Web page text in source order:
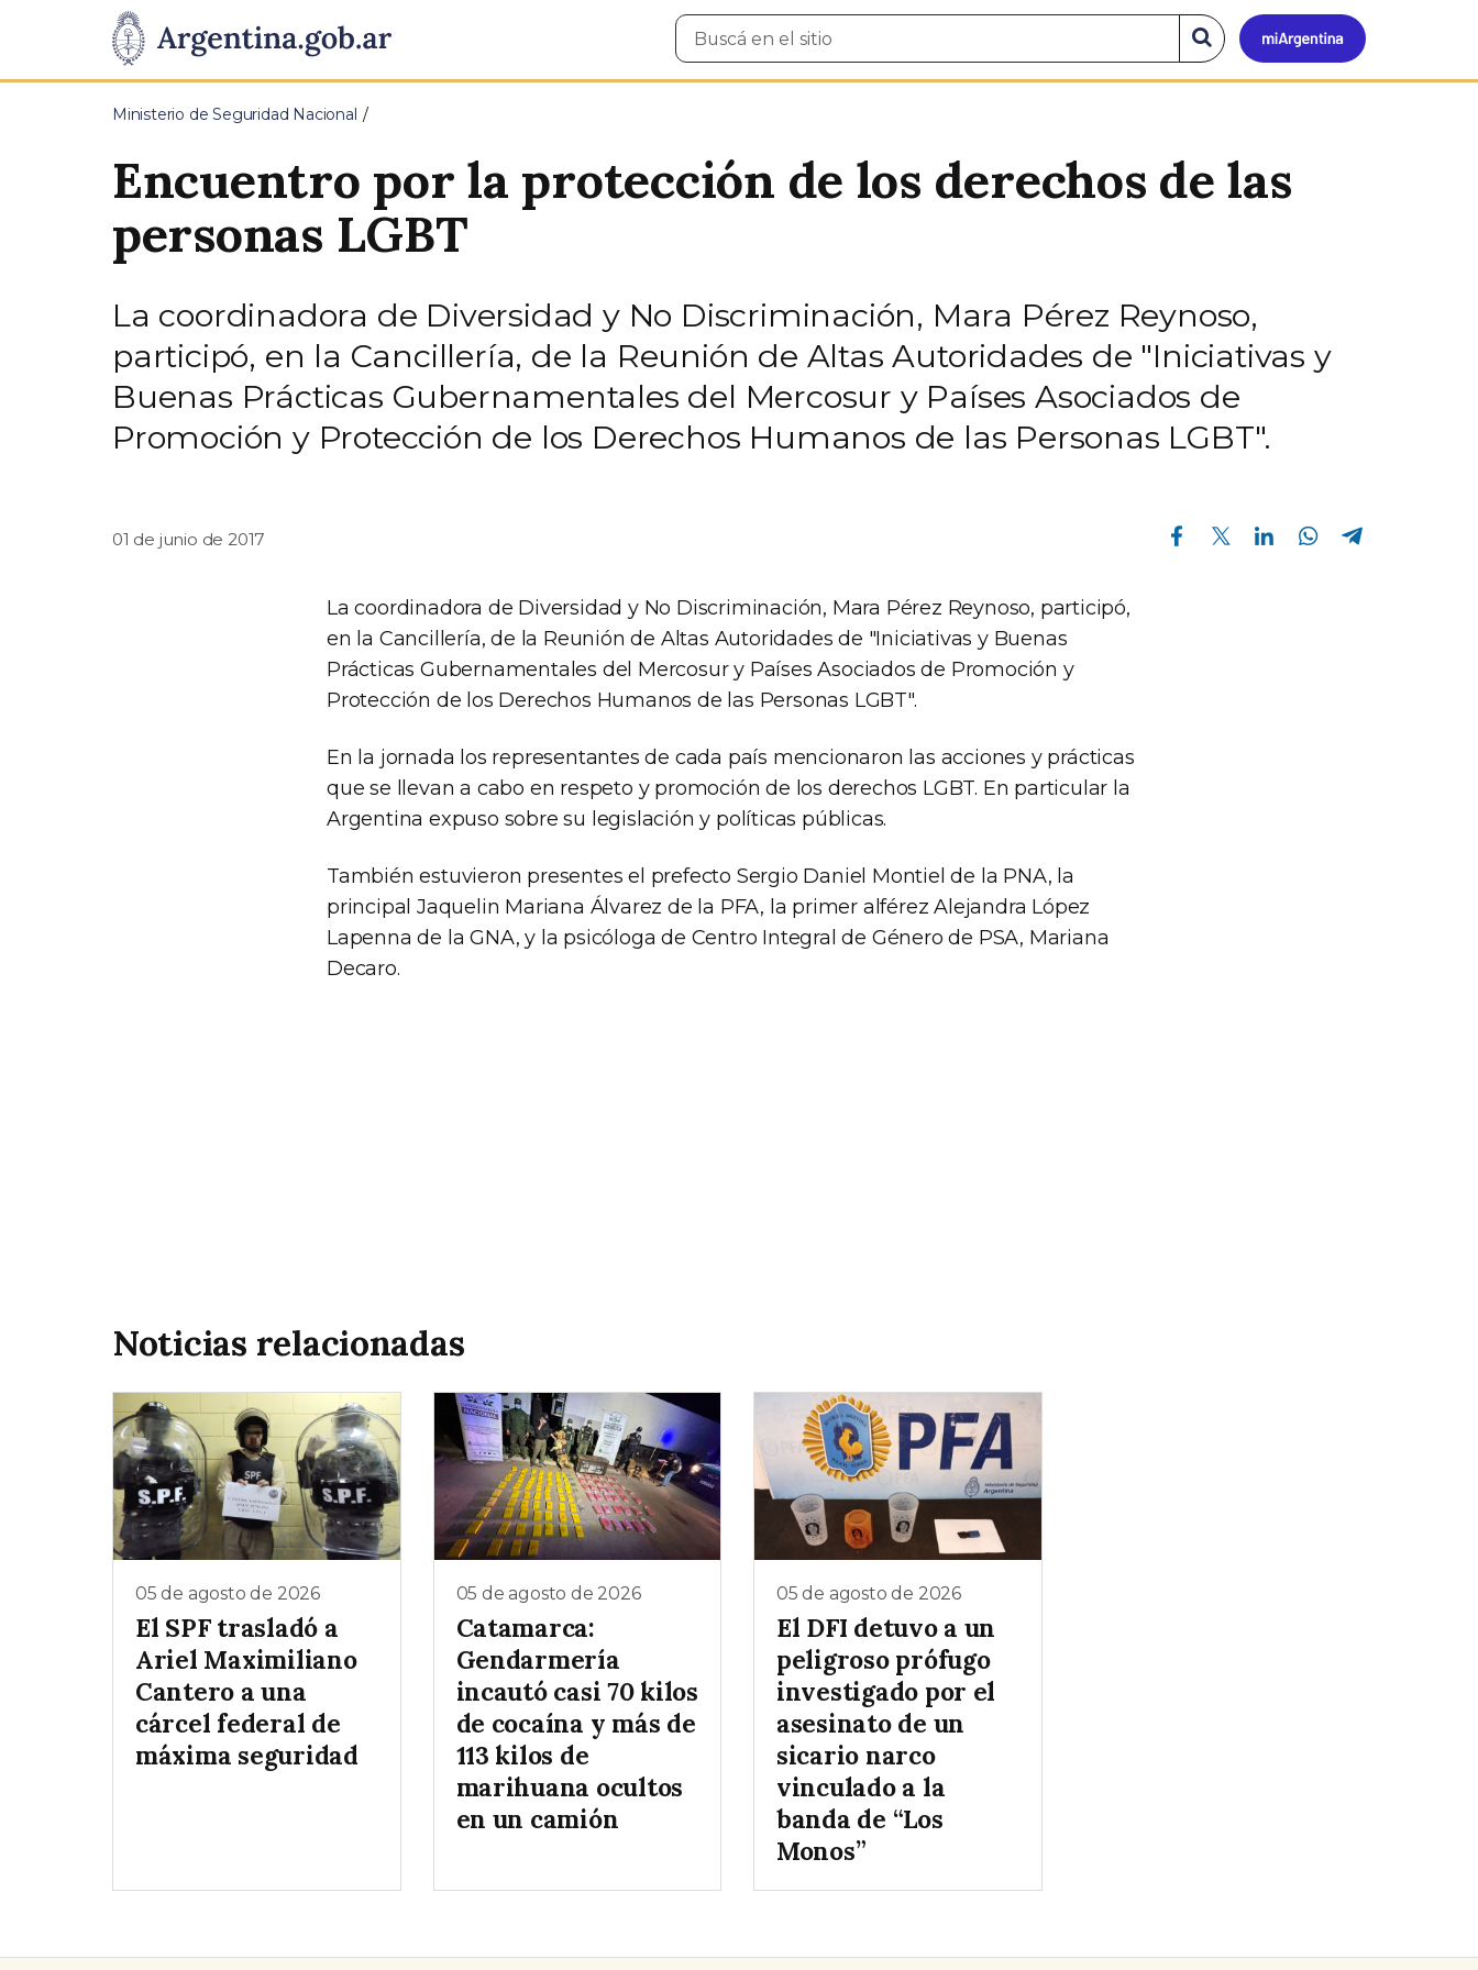
Presidencia
de
Pasar al contenido principal
Mi
Buscar
en
Buscar
en
el
Ministerio de Seguridad Nacional
Encuentro por la protección de los derechos de las
personas LGBT
La coordinadora de Diversidad y No Discriminación, Mara Pérez Reynoso,
participó, en la Cancillería, de la Reunión de Altas Autoridades de "Iniciativas y
Buenas Prácticas Gubernamentales del Mercosur y Países Asociados de
Promoción y Protección de los Derechos Humanos de las Personas LGBT".
01 de junio de 2017
Compartir en Facebook Compartir en Twitter Compartir en Linkedin Compartir en Whatsapp
La coordinadora de Diversidad y No Discriminación, Mara Pérez Reynoso, participó,
en la Cancillería, de la Reunión de Altas Autoridades de "Iniciativas y Buenas
Prácticas Gubernamentales del Mercosur y Países Asociados de Promoción y
Protección de los Derechos Humanos de las Personas LGBT".
En la jornada los representantes de cada país mencionaron las acciones y prácticas
que se llevan a cabo en respeto y promoción de los derechos LGBT. En particular la
Argentina expuso sobre su legislación y políticas públicas.
También estuvieron presentes el prefecto Sergio Daniel Montiel de la PNA, la
principal Jaquelin Mariana Álvarez de la PFA, la primer alférez Alejandra López
Lapenna de la GNA, y la psicóloga de Centro Integral de Género de PSA, Mariana
Decaro.
Noticias relacionadas
05 de agosto de 2026
El SPF trasladó a
Ariel Maximiliano
Cantero a una
cárcel federal de
máxima seguridad
05 de agosto de 2026
Catamarca:
Gendarmería
incautó casi 70 kilos
de cocaína y más de
113 kilos de
marihuana ocultos
en un camión
05 de agosto de 2026
El DFI detuvo a un
peligroso prófugo
investigado por el
asesinato de un
sicario narco
vinculado a la
banda de “Los
Monos”